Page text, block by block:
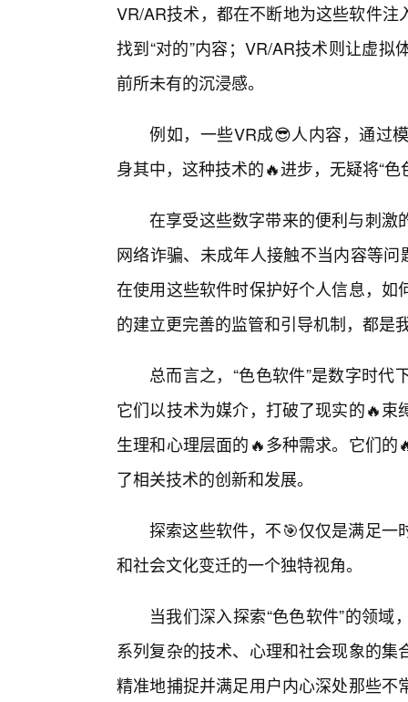
VR/AR技术，都在不断地为这些软件
找到“对的”内容；VR/AR技术则让虚
前所未有的沉浸感。
例如，一些VR成😎人内容，通过
身其中，这种技术的🔥进步，无疑将“
在享受这些数字带来的便利与刺激
网络诈骗、未成年人接触不当内容等
在使用这些软件时保护好个人信息，
的建立更完善的监管和引导机制，都是
总而言之，“色色软件”是数字时
它们以技术为媒介，打破了现实的🔥
生理和心理层面的🔥多种需求。它们
了相关技术的创新和发展。
探索这些软件，不🎯仅仅是满足一
和社会文化变迁的一个独特视角。
当我们深入探索“色色软件”的领
系列复杂的技术、心理和社会现象的
精准地捕捉并满足用户内心深处那些